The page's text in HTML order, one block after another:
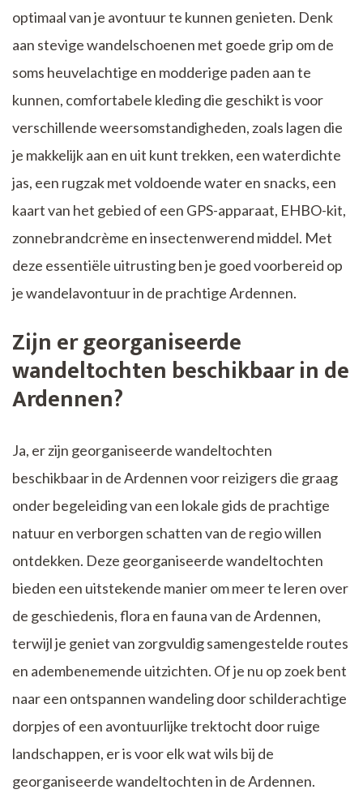
optimaal van je avontuur te kunnen genieten. Denk
aan stevige wandelschoenen met goede grip om de
soms heuvelachtige en modderige paden aan te
kunnen, comfortabele kleding die geschikt is voor
verschillende weersomstandigheden, zoals lagen die
je makkelijk aan en uit kunt trekken, een waterdichte
jas, een rugzak met voldoende water en snacks, een
kaart van het gebied of een GPS-apparaat, EHBO-kit,
zonnebrandcrème en insectenwerend middel. Met
deze essentiële uitrusting ben je goed voorbereid op
je wandelavontuur in de prachtige Ardennen.
Zijn er georganiseerde
wandeltochten beschikbaar in de
Ardennen?
Ja, er zijn georganiseerde wandeltochten
beschikbaar in de Ardennen voor reizigers die graag
onder begeleiding van een lokale gids de prachtige
natuur en verborgen schatten van de regio willen
ontdekken. Deze georganiseerde wandeltochten
bieden een uitstekende manier om meer te leren over
de geschiedenis, flora en fauna van de Ardennen,
terwijl je geniet van zorgvuldig samengestelde routes
en adembenemende uitzichten. Of je nu op zoek bent
naar een ontspannen wandeling door schilderachtige
dorpjes of een avontuurlijke trektocht door ruige
landschappen, er is voor elk wat wils bij de
georganiseerde wandeltochten in de Ardennen.